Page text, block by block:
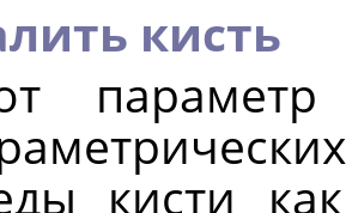
кисть
кисти